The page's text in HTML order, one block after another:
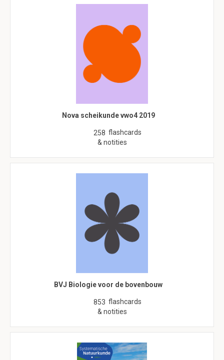
Nova scheikunde vwo4 2019
258 flashcards
& notities
BVJ Biologie voor de bovenbouw
853 flashcards
& notities